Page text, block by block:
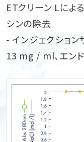
ETクリーン Lによ
シンの除去
- インジェクショ
13 mg / ml、エン